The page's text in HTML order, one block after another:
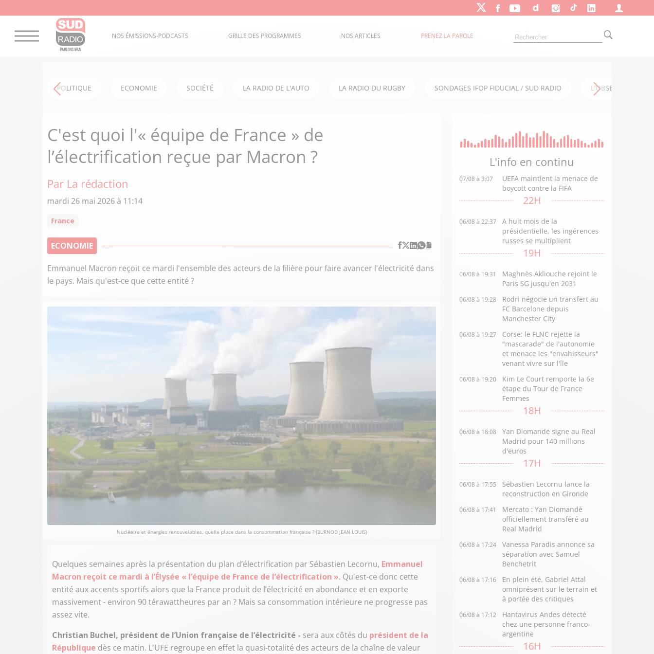
NOS ÉMISSIONS-PODCASTS GRILLE DES PROGRAMMES NOS ARTICLES PRENEZ LA PAROLE
POLITIQUE ECONOMIE SOCIÉTÉ LA RADIO DE L'AUTO LA RADIO DU RUGBY SONDAGES IFOP FIDUCIAL / SUD RADIO L'OBSERVATOIRE
C'est quoi l'« équipe de France » de
l’électrification reçue par Macron ?
Par La rédaction
mardi 26 mai 2026 à 11:14
France
ECONOMIE
Emmanuel Macron reçoit ce mardi l'ensemble des acteurs de la filière pour faire avancer l'électricité dans
le pays. Mais qu'est-ce que cette entité ?
Nucléaire et énergies renouvelables, quelle place dans la consommation française ? (BURNOD JEAN LOUIS)
Quelques semaines après la présentation du plan d’électrification par Sébastien Lecornu, Emmanuel
Macron reçoit ce mardi à l’Élysée « l’équipe de France de l’électrification ». Qu'est-ce donc cette
entité aux accents sportifs alors que la France produit de l’électricité en abondance et en exporte
massivement - environ 90 térawattheures par an ? Mais sa consommation intérieure ne progresse pas
assez vite.
Christian Buchel, président de l’Union française de l’électricité - sera aux côtés du président de la
République dès ce matin. L'UFE regroupe en effet la quasi-totalité des acteurs de la chaîne de valeur
L'info en continu
07/08 à 3:07
UEFA maintient la menace de
boycott contre la FIFA
22H
06/08 à 22:37
A huit mois de la
présidentielle, les ingérences
russes se multiplient
19H
06/08 à 19:31
Maghnès Akliouche rejoint le
Paris SG jusqu'en 2031
06/08 à 19:28
Rodri négocie un transfert au
FC Barcelone depuis
Manchester City
06/08 à 19:27
Corse: le FLNC rejette la
"mascarade" de l'autonomie
et menace les "envahisseurs"
venant vivre sur l'île
06/08 à 19:20
Kim Le Court remporte la 6e
étape du Tour de France
Femmes
18H
06/08 à 18:08
Yan Diomandé signe au Real
Madrid pour 140 millions
d'euros
17H
06/08 à 17:55
Sébastien Lecornu lance la
reconstruction en Gironde
06/08 à 17:41
Mercato : Yan Diomandé
officiellement transféré au
Real Madrid
06/08 à 17:24
Vanessa Paradis annonce sa
séparation avec Samuel
Benchetrit
06/08 à 17:16
En plein été, Gabriel Attal
omniprésent sur le terrain et
à portée des critiques
06/08 à 17:12
Hantavirus Andes détecté
chez une personne franco-
argentine
16H